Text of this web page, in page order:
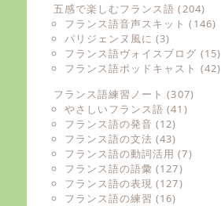
五感で楽しむフランス語 (204)
フランス語音声スキット (146)
パリジェンヌ風に (3)
フランス語ヴォイスブログ (15)
フランス語ポッドキャスト (42)
フランス語練習ノート (307)
やさしいフランス語 (41)
フランス語の発音 (12)
フランス語の文法 (43)
フランス語の動詞活用 (7)
フランス語の語彙 (127)
フランス語の表現 (127)
フランス語の練習 (16)